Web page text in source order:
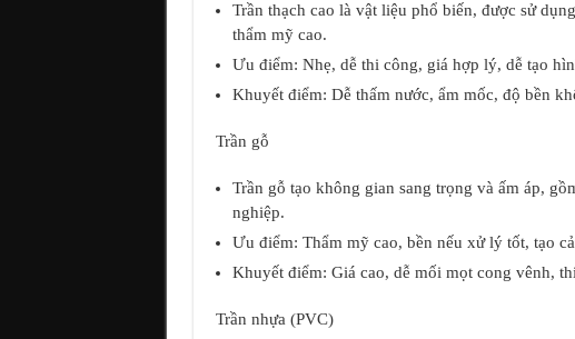
Trần thạch cao là vật liệu phổ biến, được sử
thẩm mỹ cao.
Ưu điểm: Nhẹ, dễ thi công, giá hợp lý, dễ tạo
Khuyết điểm: Dễ thấm nước, ẩm mốc, độ bền
Trần gỗ
Trần gỗ tạo không gian sang trọng và ấm áp,
nghiệp.
Ưu điểm: Thẩm mỹ cao, bền nếu xử lý tốt, tạo
Khuyết điểm: Giá cao, dễ mối mọt cong vênh,
Trần nhựa (PVC)